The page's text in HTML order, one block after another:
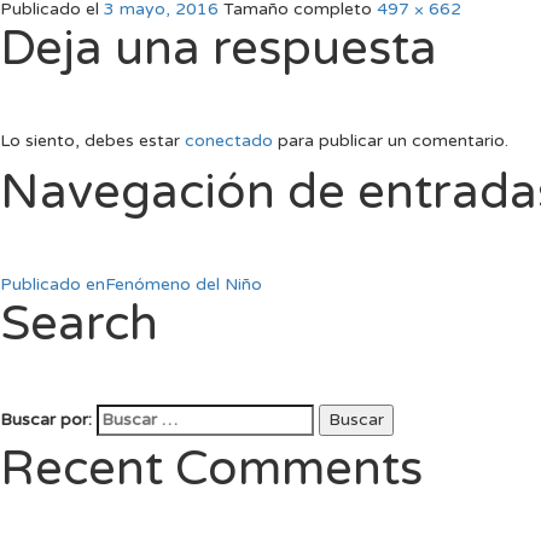
Publicado el 3 mayo, 2016 Tamaño completo 497 × 662
Deja una respuesta
Lo siento, debes estar conectado para publicar un comentario.
Navegación de
Publicado enFenómeno del Niño
Search
Buscar por: Buscar
Recent Comments